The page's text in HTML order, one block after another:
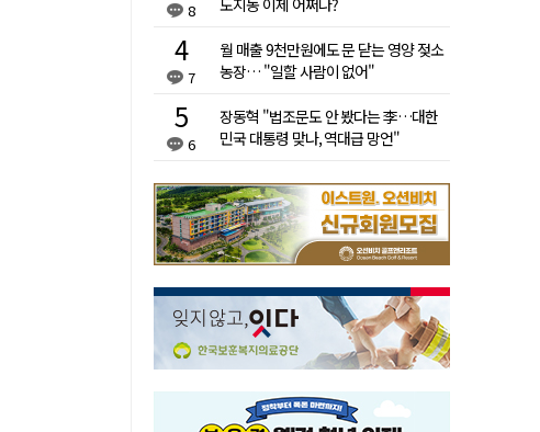
8
도지농 이제 어쩌나?
7
월 매출 9천만원에도 문 닫는 영양 젖소
농장… "일할 사람이 없어"
6
장동혁 "법조문도 안 봤다는 李…대한
민국 대통령 맞나, 역대급 망언"